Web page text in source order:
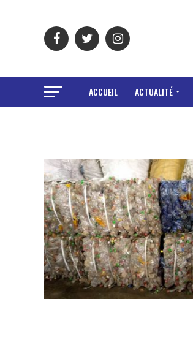
ACCUEIL ACTUALITÉ